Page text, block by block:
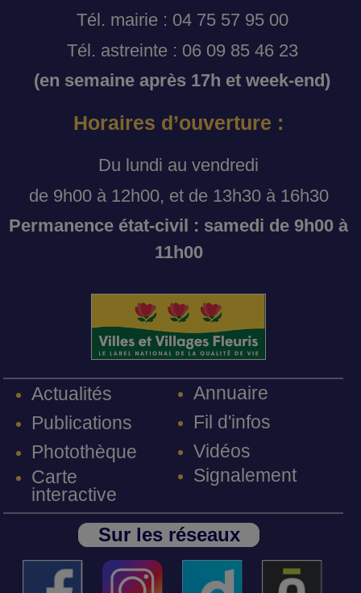
Tél. mairie : 04 75 57 95 00
Tél. astreinte : 06 09 85 46 23
(en semaine après 17h et week-end)
Horaires d’ouverture :
Du lundi au vendredi
de 9h00 à 12h00, et de 13h30 à 16h30
Permanence état-civil : samedi de 9h00 à
11h00
Actualités
Publications
Photothèque
Carte
interactive
Annuaire
Fil d'infos
Vidéos
Signalement
Sur les réseaux